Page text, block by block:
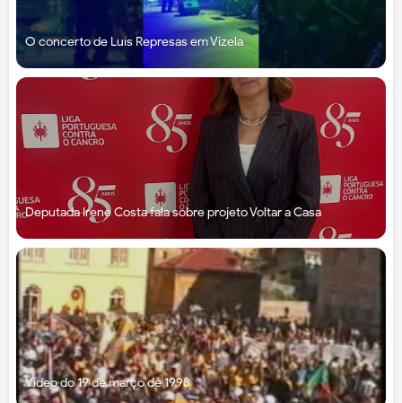
O concerto de Luís Represas em Vizela
Deputada Irene Costa fala sobre projeto Voltar a Casa
Vídeo do 19 de março de 1998